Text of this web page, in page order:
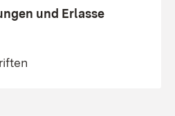
und Erlasse